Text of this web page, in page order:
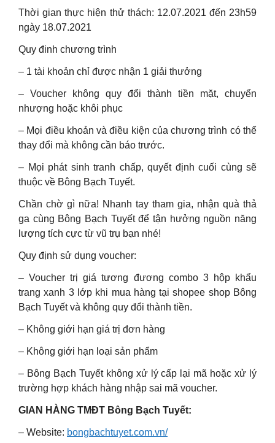
Thời gian thực hiện thử thách: 12.07.2021 đến 23h59
ngày 18.07.2021
Quy đinh chương trình
– 1 tài khoản chỉ được nhận 1 giải thưởng
– Voucher không quy đổi thành tiền mặt, chuyển
nhượng hoặc khôi phục
– Mọi điều khoản và điều kiện của chương trình có thể
thay đổi mà không cần báo trước.
– Mọi phát sinh tranh chấp, quyết định cuối cùng sẽ
thuộc về Bông Bạch Tuyết.
Chần chờ gì nữa! Nhanh tay tham gia, nhận quà thả
ga cùng Bông Bạch Tuyết để tận hưởng nguồn năng
lượng tích cực từ vũ trụ bạn nhé!
Quy định sử dụng voucher:
– Voucher trị giá tương đương combo 3 hộp khẩu
trang xanh 3 lớp khi mua hàng tại shopee shop Bông
Bạch Tuyết và không quy đổi thành tiền.
– Không giới hạn giá trị đơn hàng
– Không giới hạn loại sản phẩm
– Bông Bạch Tuyết không xử lý cấp lại mã hoặc xử lý
trường hợp khách hàng nhập sai mã voucher.
GIAN HÀNG TMĐT Bông Bạch Tuyết:
– Website: bongbachtuyet.com.vn/